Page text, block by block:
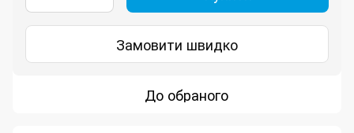
Замовити швидко
До обраного